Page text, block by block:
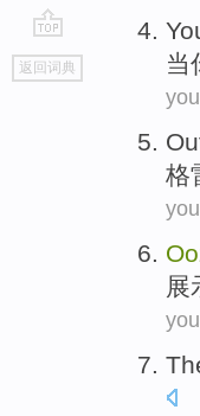
go
top
返回词典
当
格
展